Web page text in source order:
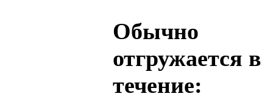
Обычно
отгружается в
течение: